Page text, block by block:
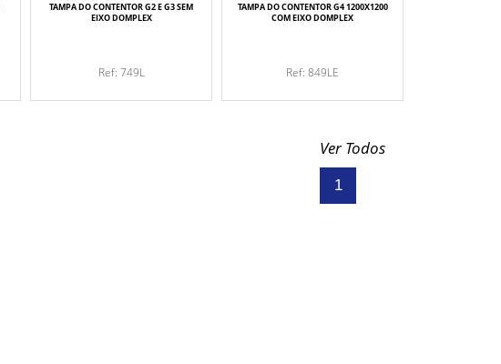
TAMPA DO CONTENTOR G2 E G3 SEM
EIXO DOMPLEX
Ref: 749L
TAMPA DO CONTENTOR G4 1200X1200
COM EIXO DOMPLEX
Ref: 849LE
Ver Todos
1